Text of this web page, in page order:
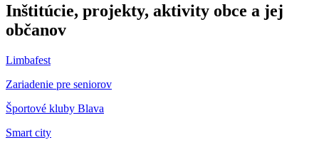
Inštitúcie, projekty, aktivity obce a jej
občanov
Limbafest
Zariadenie pre seniorov
Športové kluby Blava
Smart city